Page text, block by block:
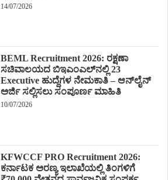
14/07/2026
BEML Recruitment 2026: ರಕ್ಷಣಾ
ಸಚಿವಾಲಯದ ಬಿಇಎಂಎಲ್‌ನಲ್ಲಿ 23
Executive ಹುದ್ದೆಗಳ ನೇಮಕಾತಿ – ಆನ್‌ಲೈನ್
ಅರ್ಜಿ ಸಲ್ಲಿಸಲು ಸಂಪೂರ್ಣ ಮಾಹಿತಿ
10/07/2026
KFWCCF PRO Recruitment 2026:
ಕರ್ನಾಟಕ ಅರಣ್ಯ ಇಲಾಖೆಯಲ್ಲಿ ತಿಂಗಳಿಗೆ